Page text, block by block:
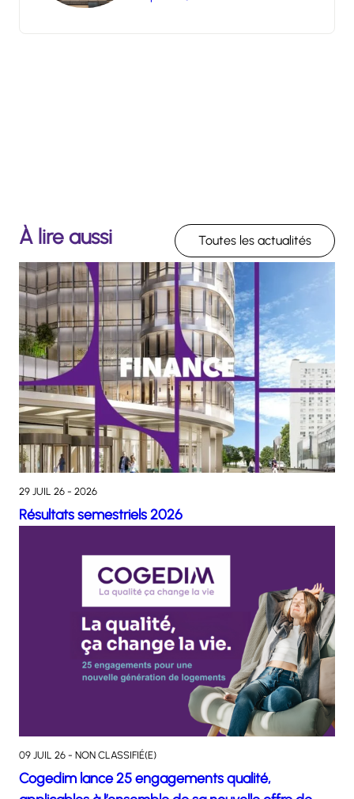
À lire aussi Toutes les actualités
29 JUIL 26 - 2026
Résultats semestriels 2026
09 JUIL 26 - NON CLASSIFIÉ(E)
Cogedim lance 25 engagements qualité,